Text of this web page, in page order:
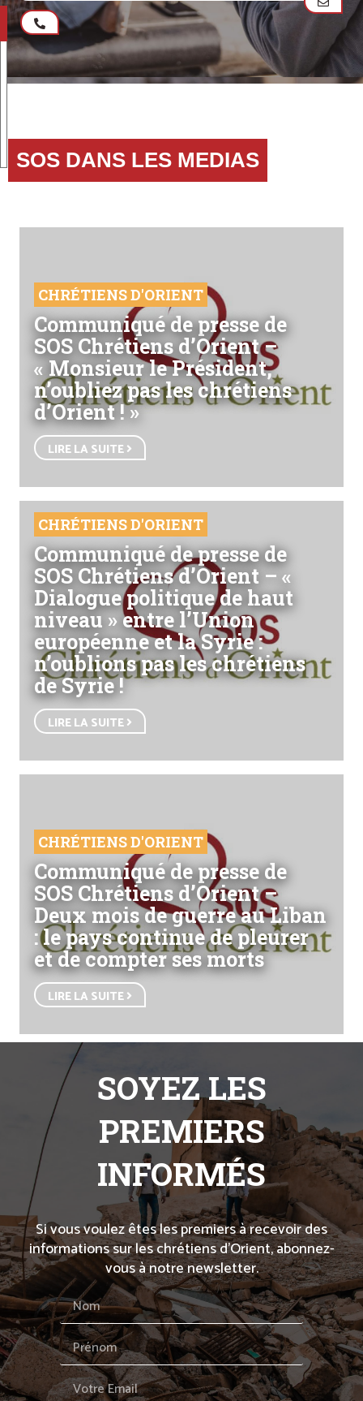
SOS DANS LES MEDIAS
CHRÉTIENS D'ORIENT
Communiqué de presse de
SOS Chrétiens d’Orient –
« Monsieur le Président,
n’oubliez pas les chrétiens
d’Orient ! »
LIRE LA SUITE
CHRÉTIENS D'ORIENT
Communiqué de presse de
SOS Chrétiens d’Orient – «
Dialogue politique de haut
niveau » entre l’Union
européenne et la Syrie :
n’oublions pas les chrétiens
de Syrie !
LIRE LA SUITE
CHRÉTIENS D'ORIENT
Communiqué de presse de
SOS Chrétiens d’Orient –
Deux mois de guerre au Liban
: le pays continue de pleurer
et de compter ses morts
LIRE LA SUITE
SOYEZ LES
PREMIERS
INFORMÉS
Si vous voulez êtes les premiers à recevoir des
informations sur les chrétiens d’Orient, abonnez-
vous à notre newsletter.